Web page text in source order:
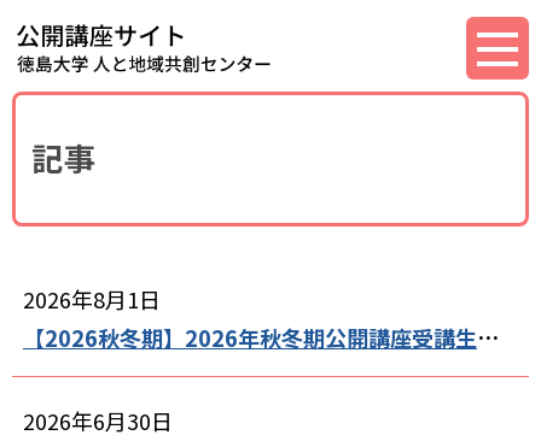
記事
2026年8月1日
【2026秋冬期】2026年秋冬期公開講座受講生募集を開始しました
2026年6月30日